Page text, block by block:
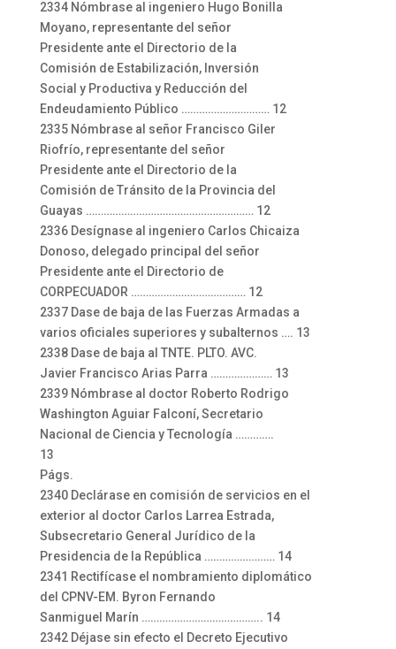
2334 Nómbrase al ingeniero Hugo Bonilla
Moyano, representante del señor
Presidente ante el Directorio de la
Comisión de Estabilización, Inversión
Social y Productiva y Reducción del
Endeudamiento Público ………………………… 12
2335 Nómbrase al señor Francisco Giler
Riofrío, representante del señor
Presidente ante el Directorio de la
Comisión de Tránsito de la Provincia del
Guayas ………………………………………………… 12
2336 Desígnase al ingeniero Carlos Chicaiza
Donoso, delegado principal del señor
Presidente ante el Directorio de
CORPECUADOR ………………………………… 12
2337 Dase de baja de las Fuerzas Armadas a
varios oficiales superiores y subalternos …. 13
2338 Dase de baja al TNTE. PLTO. AVC.
Javier Francisco Arias Parra ………………… 13
2339 Nómbrase al doctor Roberto Rodrigo
Washington Aguiar Falconí, Secretario
Nacional de Ciencia y Tecnología ………….
13
Págs.
2340 Declárase en comisión de servicios en el
exterior al doctor Carlos Larrea Estrada,
Subsecretario General Jurídico de la
Presidencia de la República …………………… 14
2341 Rectifícase el nombramiento diplomático
del CPNV-EM. Byron Fernando
Sanmiguel Marín ………………………………….. 14
2342 Déjase sin efecto el Decreto Ejecutivo